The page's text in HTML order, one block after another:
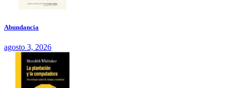
Abundancia
agosto 3, 2026